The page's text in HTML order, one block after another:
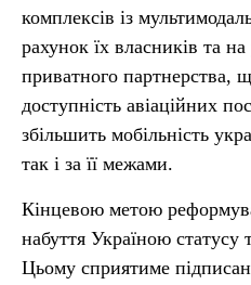
комплексів із
рахунок їх власників та
приватного партнерства,
доступність авіаційних
збільшить мобільність
так і за її межами.
Кінцевою метою
набуття Україною статусу
Цьому сприятиме